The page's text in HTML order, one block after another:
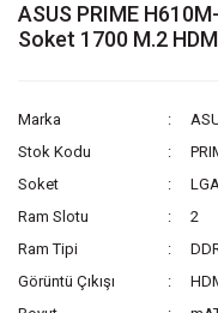
ASUS PRIME
Soket 1700 M.2
Marka
Stok Kodu
Soket
Ram Slotu
2
Ram Tipi
Görüntü Çıkışı